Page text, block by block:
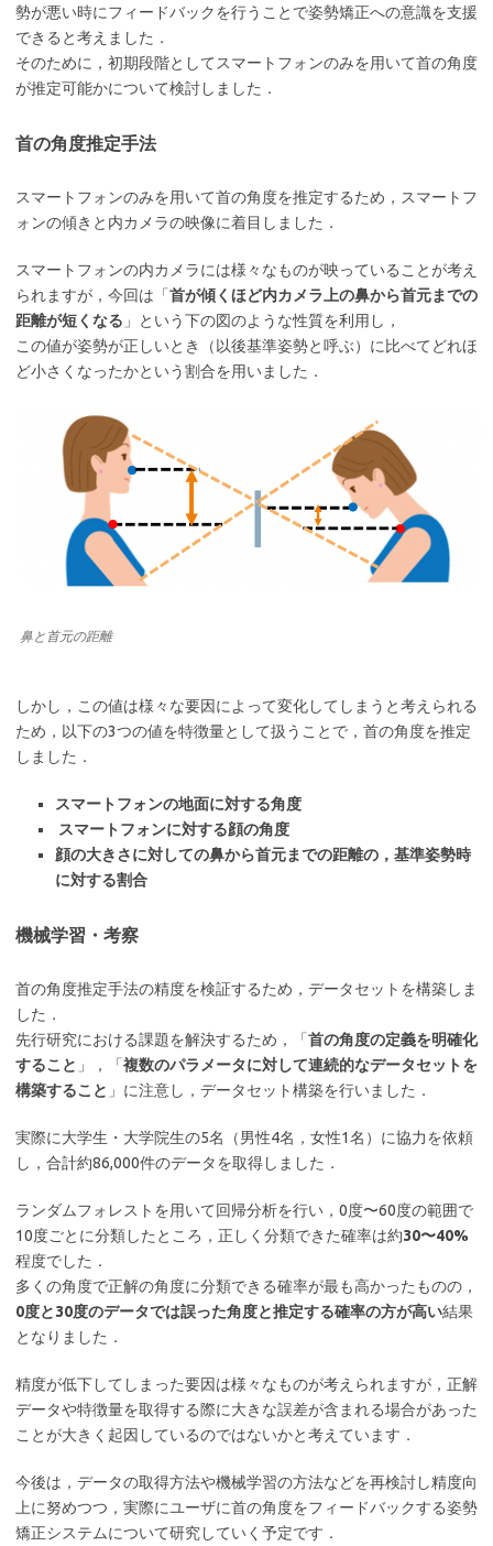
勢が悪い時にフィードバックを行うことで姿勢矯正への意識を支援
できると考えました．
そのために，初期段階としてスマートフォンのみを用いて首の角度
が推定可能かについて検討しました．
首の角度推定手法
スマートフォンのみを用いて首の角度を推定するため，スマートフ
ォンの傾きと内カメラの映像に着目しました．
スマートフォンの内カメラには様々なものが映っていることが考え
られますが，今回は「首が傾くほど内カメラ上の鼻から首元までの
距離が短くなる 」という下の図のような性質を利用し，
この値が姿勢が正しいとき（以後基準姿勢と呼ぶ）に比べてどれほ
ど小さくなったかという割合を用いました．
鼻と首元の距離
しかし，この値は様々な要因によって変化してしまうと考えられる
ため，以下の3つの値を特徴量として扱うことで，首の角度を推定
しました．
スマートフォンの地面に対する角度
スマートフォンに対する顔の角度
顔の大きさに対しての鼻から首元までの距離の，基準姿勢時
に対する割合
機械学習・考察
首の角度推定手法の精度を検証するため，データセットを構築しま
した．
先行研究における課題を解決するため，「首の角度の定義を明確化
すること 」，「複数のパラメータに対して連続的なデータセットを
構築すること 」に注意し，データセット構築を行いました．
実際に大学生・大学院生の5名（男性4名，女性1名）に協力を依頼
し，合計約86,000件のデータを取得しました．
ランダムフォレストを用いて回帰分析を行い，0度〜60度の範囲で
10度ごとに分類したところ，正しく分類できた確率は約30〜40%
程度でした．
多くの角度で正解の角度に分類できる確率が最も高かったものの，
0度と30度のデータでは誤った角度と推定する確率の方が高い結果
となりました．
精度が低下してしまった要因は様々なものが考えられますが，正解
データや特徴量を取得する際に大きな誤差が含まれる場合があった
ことが大きく起因しているのではないかと考えています．
今後は，データの取得方法や機械学習の方法などを再検討し精度向
上に努めつつ，実際にユーザに首の角度をフィードバックする姿勢
矯正システムについて研究していく予定です．